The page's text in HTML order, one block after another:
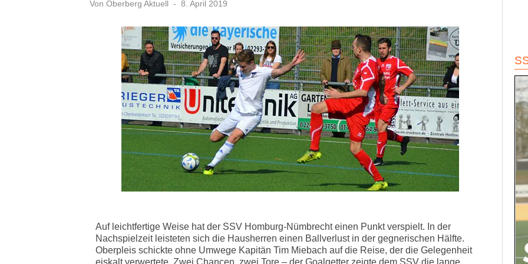
Von Oberberg Aktuell
Veröffentlicht
8. April 2019
Auf leichtfertige Weise hat der SSV Homburg-Nümbrecht einen Punkt verspielt. In der
Nachspielzeit leisteten sich die Hausherren einen Ballverlust in der gegnerischen Hälfte.
Oberpleis schickte ohne Umwege Kapitän Tim Miebach auf die Reise, der die Gelegenheit
eiskalt verwertete. Zwei Chancen, zwei Tore – der Goalgetter zeigte dem SSV die lange